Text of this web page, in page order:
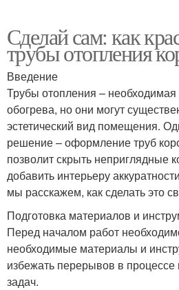
Сделай сам: как
трубы отопления
Введение
Трубы отопления –
обогрева, но они могут
эстетический вид помещения.
решение – оформление труб
позволит скрыть неприглядные
добавить интерьеру
мы расскажем, как сделать это
Подготовка материалов и
Перед началом работ
необходимые материалы и
избежать перерывов в
задач.